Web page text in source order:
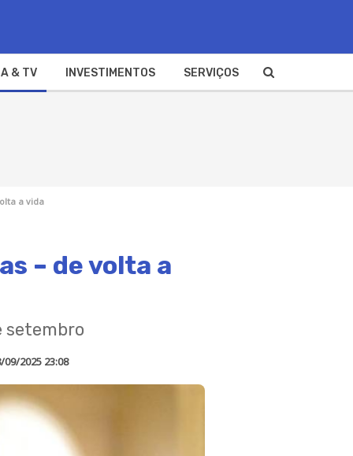
& TV INVESTIMENTOS SERVIÇOS
a vida
– de volta a
setembro
09/2025 23:08